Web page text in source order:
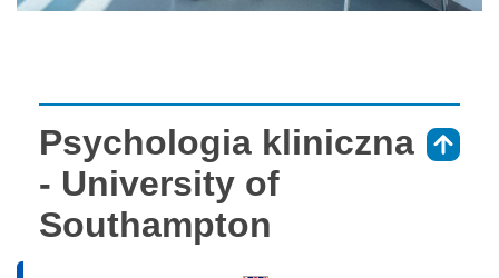
Psychologia kliniczna
- University of
Southampton